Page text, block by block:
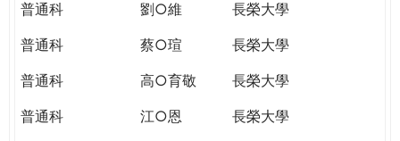
普通科
劉○維
長榮大學
普通科
蔡○瑄
長榮大學
普通科
高○育敬
長榮大學
普通科
江○恩
長榮大學